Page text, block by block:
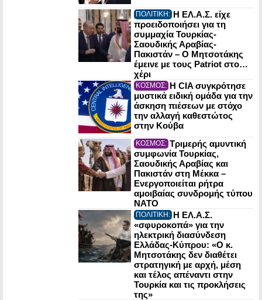
ΠΟΛΙΤΙΚΗ: Η ΕΛ.Α.Σ. είχε
προειδοποιήσει για τη
συμμαχία Τουρκίας-
Σαουδικής Αραβίας-
Πακιστάν – Ο Μητσοτάκης
έμεινε με τους Patriot στο…
χέρι
ΚΟΣΜΟΣ: Η CIA συγκρότησε
μυστικά ειδική ομάδα για την
άσκηση πιέσεων με στόχο
την αλλαγή καθεστώτος
στην Κούβα
ΚΟΣΜΟΣ: Τριμερής αμυντική
συμφωνία Τουρκίας,
Σαουδικής Αραβίας και
Πακιστάν στη Μέκκα –
Ενεργοποιείται ρήτρα
αμοιβαίας συνδρομής τύπου
NATO
ΠΟΛΙΤΙΚΗ: Η ΕΛ.Α.Σ.
«σφυροκοπά» για την
ηλεκτρική διασύνδεση
Ελλάδας-Κύπρου: «Ο κ.
Μητσοτάκης δεν διαθέτει
στρατηγική με αρχή, μέση
και τέλος απέναντι στην
Τουρκία και τις προκλήσεις
της»